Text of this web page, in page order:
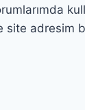
adresim